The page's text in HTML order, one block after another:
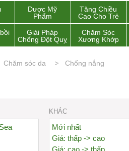
Dược Mỹ
Phẩm
Tăng Chiều
Cao Cho Trẻ
Giải Pháp
Chống Đột Quỵ
Chăm Sóc
Xương Khớp
Chăm sóc da Chống nắng
KHÁC
Mới nhất
Giá: thấp -> cao
Giá: cao -> thấp